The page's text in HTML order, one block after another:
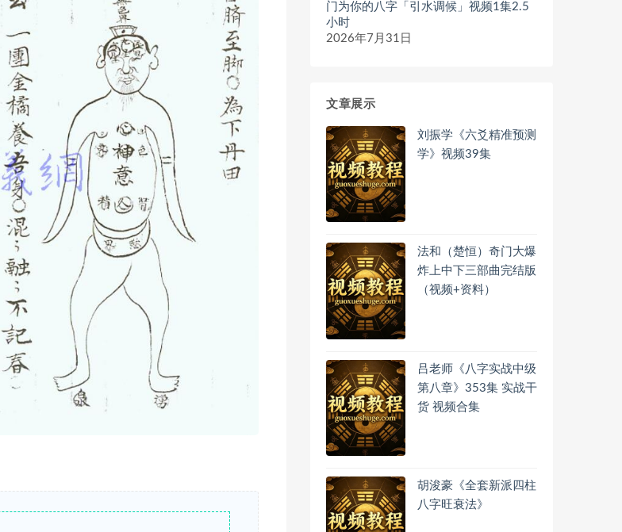
门为你的八字「引水调候」视频1集2.5
小时
2026年7月31日
文章展示
刘振学《六爻精准预测
学》视频39集
法和（楚恒）奇门大爆
炸上中下三部曲完结版
（视频+资料）
吕老师《八字实战中级
第八章》353集 实战干
货 视频合集
胡浚豪《全套新派四柱
八字旺衰法》